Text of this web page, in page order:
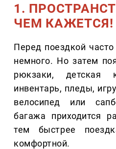
1.
ЧЕМ КАЖЕТСЯ!
Перед поездкой
немного. Но затем
рюкзаки, детская
инвентарь, пледы,
велосипед или
багажа приходится
тем быстрее
комфортной.